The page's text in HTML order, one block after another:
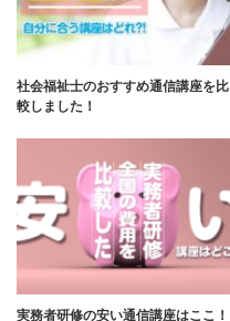
社会福祉士のおすすめ通信講座を比
較しました！
実務者研修の安い通信講座はここ！